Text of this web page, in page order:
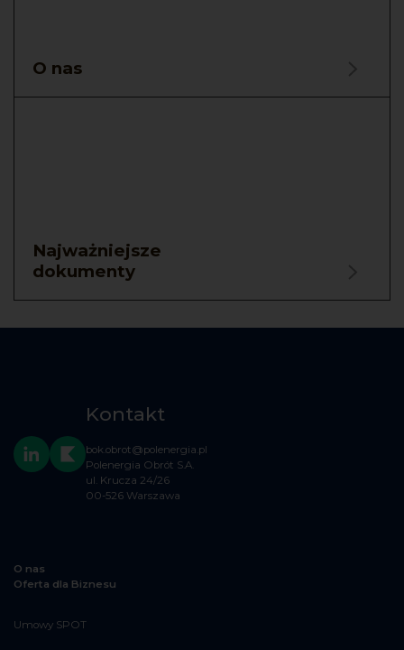
O nas
Najważniejsze
dokumenty
Kontakt
bok.obrot@polenergia.pl
Polenergia Obrót S.A.
ul. Krucza 24/26
00-526 Warszawa
O nas
Oferta dla Biznesu
Umowy SPOT